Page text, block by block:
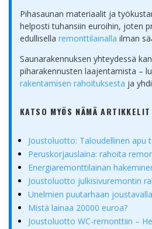
Pihasaunan materiaalit ja
helposti tuhansiin euroihin, joten
edullisella remonttilainalla ilman
Saunarakennuksen yhteydessä
piharakennusten laajentamista –
rakentamisen rahoituksesta ja
KATSO MYÖS NÄMÄ ARTIKKELIT
Joustoluotto: Taloudellinen apu
Peruskorjauslaina: rahoita
Energiaremonttilainan
Joustoluotto julkisivuremontin
Unelmien puutarhaan
Mistä lainaa 20000 euroa?
Joustoluotto WC-remonttiin –